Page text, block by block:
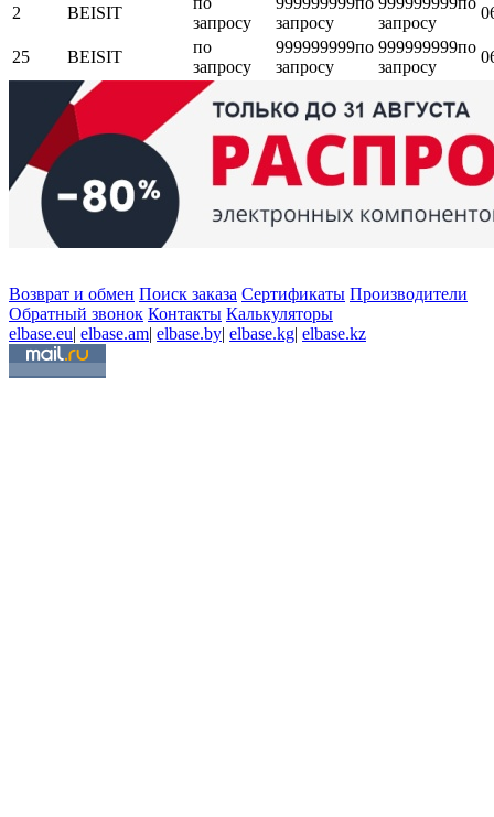
2 BEISIT
запросу
запросу
запросу
25 BEISIT
по
запросу
999999999по
запросу
999999999по
запросу
Возврат и обмен Поиск заказа Сертификаты Производители
Обратный звонок Контакты Калькуляторы
elbase.eu| elbase.am| elbase.by| elbase.kg| elbase.kz